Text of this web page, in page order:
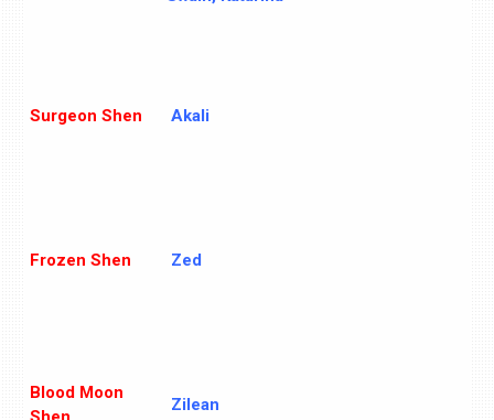
Surgeon Shen Akali
Frozen Shen Zed
Blood Moon
Zilean